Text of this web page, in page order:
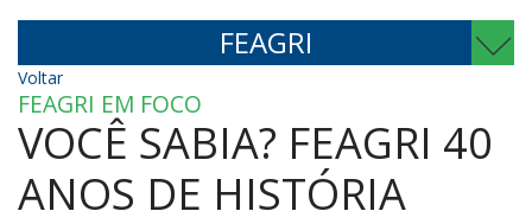
FEAGRI
Voltar
FEAGRI EM FOCO
VOCÊ SABIA? FEAGRI 40
ANOS DE HISTÓRIA